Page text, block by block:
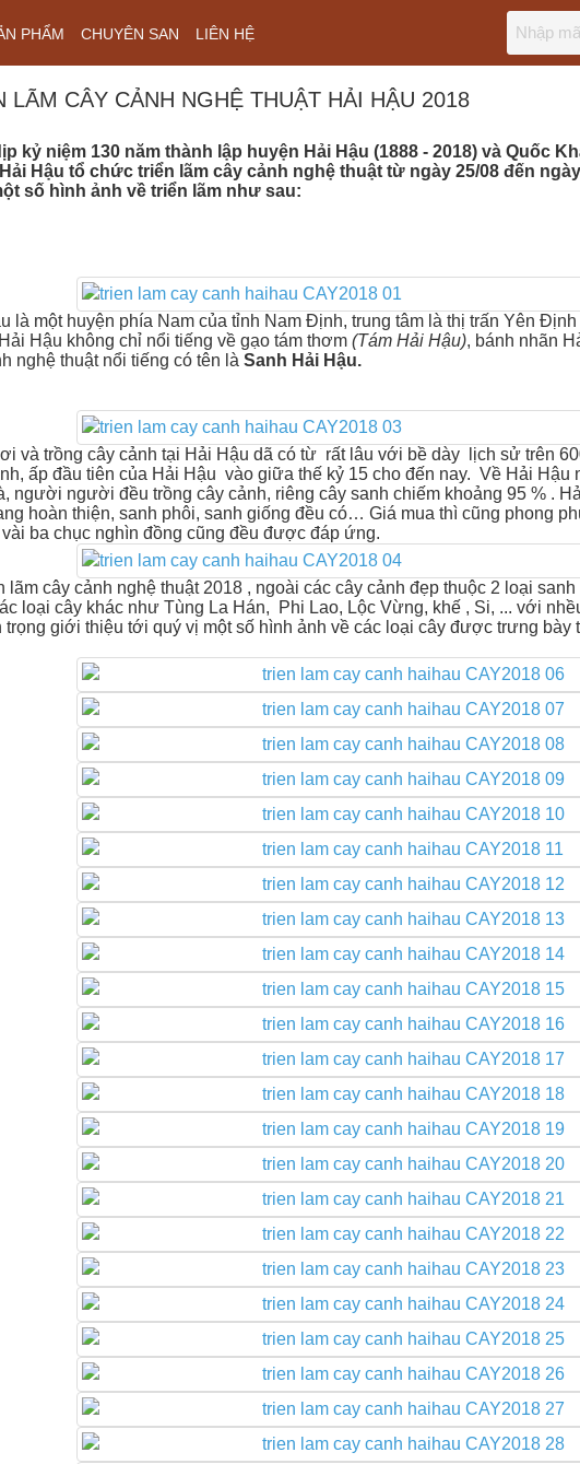
PHẨM CHUYÊN SAN LIÊN HỆ
LÃM CÂY CẢNH NGHỆ THUẬT HẢI HẬU 2018
kỷ niệm 130 năm thành lập huyện Hải Hậu (1888 - 2018) và Quốc
Hậu tổ chức triển lãm cây cảnh nghệ thuật từ ngày 25/08 đến
số hình ảnh về triển lãm như sau:
là một huyện phía Nam của tỉnh Nam Định, trung tâm là thị trấn Yên Định
Hậu không chỉ nổi tiếng về gạo tám thơm (Tám Hải Hậu), bánh nhãn
nghệ thuật nổi tiếng có tên là Sanh Hải Hậu.
trồng cây cảnh tại Hải Hậu dã có từ rất lâu với bề dày lịch sử trên
ấp đầu tiên của Hải Hậu vào giữa thế kỷ 15 cho đến nay. Về Hải Hậu
người người đều trồng cây cảnh, riêng cây sanh chiếm khoảng 95 % .
hoàn thiện, sanh phôi, sanh giống đều có… Giá mua thì cũng phong
ba chục nghìn đồng cũng đều được đáp ứng.
lãm cây cảnh nghệ thuật 2018 , ngoài các cây cảnh đẹp thuộc 2 loại
loại cây khác như Tùng La Hán, Phi Lao, Lộc Vừng, khế , Si, ... với
trọng giới thiệu tới quý vị một số hình ảnh về các loại cây được trưng bày